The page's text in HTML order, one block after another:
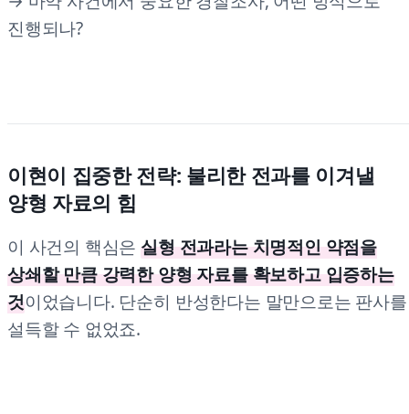
진행되나?
이현이 집중한 전략: 불리한 전과를 이겨낼
양형 자료의 힘
이 사건의 핵심은실형 전과라는 치명적인 약점을
상쇄할 만큼 강력한 양형 자료를 확보하고 입증하는
것이었습니다. 단순히 반성한다는 말만으로는 판사를
설득할 수 없었죠.